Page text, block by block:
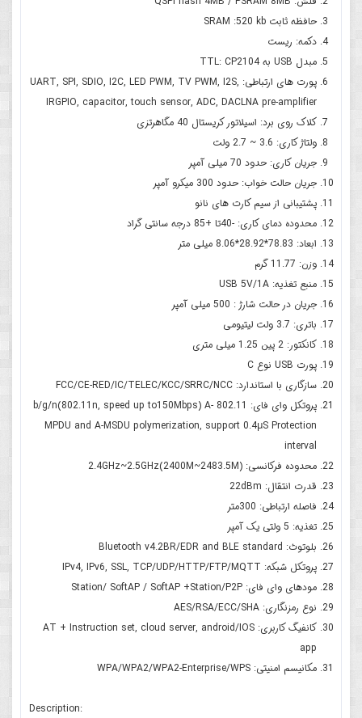
حافظه ثابت SRAM :520 kb
دکمه: ریست
مبدل USB به TTL: CP2104
پورت های ارتباطی: UART, SPI, SDIO, I2C, LED PWM, TV PWM, I2S,
IRGPIO, capacitor, touch sensor, ADC, DACLNA pre-amplifier
کلاک روی برد: اسیلاتور کریستال 40 مگاهرتزی
ولتاژ کاری: 3.6 ~ 2.7 ولت
جریان کاری: حدود 70 میلی آمپر
جریان حالت خواب: حدود 300 میکرو آمپر
پشتیبانی از سیم کارت های نانو
محدوده دمای کاری: -40تا +85 درجه سانتی گراد
ابعاد: 78.83*28.92*8.06 میلی متر
وزن: 11.77 گرم
منبع تغذیه: USB 5V/1A
جریان در حالت شارژ : 500 میلی آمپر
باتری: 3.7 ولت لیتیومی
کانکتور: 2 پین 1.25 میلی متری
پورت USB نوع C
سازگاری با استاندارد: FCC/CE-RED/IC/TELEC/KCC/SRRC/NCC
پروتکل وای فای: 802.11 b/g/n(802.11n, speed up to150Mbps) A-
MPDU and A-MSDU polymerization, support 0.4μS Protection
interval
محدوده فرکانسی: 2.4GHz~2.5GHz(2400M~2483.5M)
قدرت انتقال: 22dBm
فاصله ارتباطی: 300متر
تغذیه: 5 ولتی یک آمپر
بلوتوث: Bluetooth v4.2BR/EDR and BLE standard
پروتکل شبکه: IPv4, IPv6, SSL, TCP/UDP/HTTP/FTP/MQTT
مودهای وای فای: Station/ SoftAP / SoftAP +Station/P2P
نوع رمزنگاری: AES/RSA/ECC/SHA
کانفیگ کاربری: AT + Instruction set, cloud server, android/IOS
app
مکانیسم امنیتی: WPA/WPA2/WPA2-Enterprise/WPS
Description: